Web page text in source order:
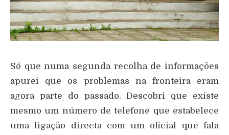
Só que numa segunda recolha de informações
apurei que os problemas na fronteira eram
agora parte do passado. Descobri que existe
mesmo um número de telefone que estabelece
uma ligação directa com um oficial que fala